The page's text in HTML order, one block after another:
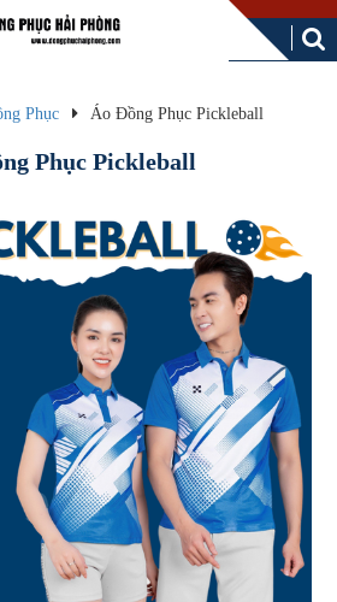
Phục Áo Đồng Phục Pickleball
Phục Pickleball